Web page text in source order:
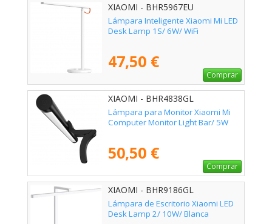
XIAOMI - BHR5967EU
Lámpara Inteligente Xiaomi Mi LED
Desk Lamp 1S/ 6W/ WiFi
47,50 €
Comprar
XIAOMI - BHR4838GL
Lámpara para Monitor Xiaomi Mi
Computer Monitor Light Bar/ 5W
50,50 €
Comprar
XIAOMI - BHR9186GL
Lámpara de Escritorio Xiaomi LED
Desk Lamp 2/ 10W/ Blanca